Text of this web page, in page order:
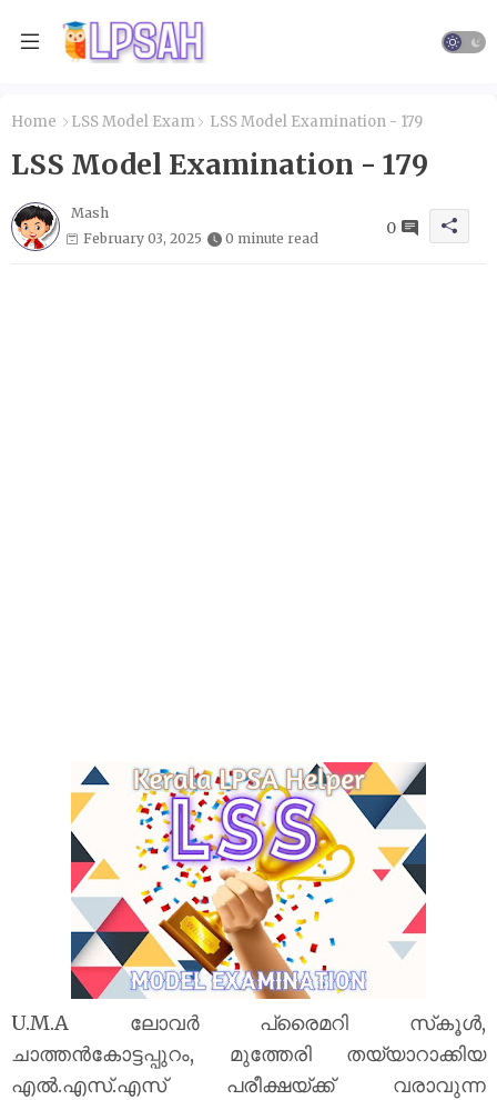
Home LSS Model Exam LSS Model Examination - 179
LSS Model Examination - 179
Mash
February 03, 2025
0 minute read
0
U.M.A ലോവർ പ്രൈമറി സ്‌കൂൾ,
ചാത്തൻകോട്ടപ്പുറം, മുത്തേരി തയ്യാറാക്കിയ
എൽ.എസ്.എസ് പരീക്ഷയ്‌ക്ക് വരാവുന്ന